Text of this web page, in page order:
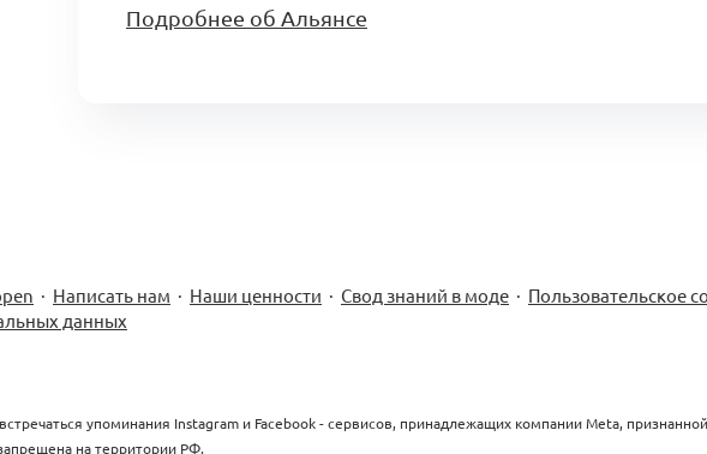
Подробнее об Альянсе
· Написать нам · Наши ценности · Свод знаний в моде · Пользовательское
данных
упоминания Instagram и Facebook - сервисов, принадлежащих компании Meta,
на территории РФ.